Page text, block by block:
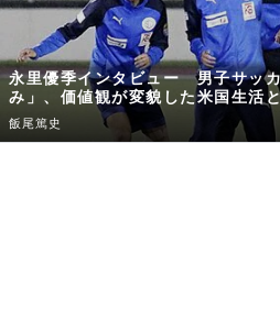
永里優季インタビュー 男子サッ
み」、価値観が変貌した米国生活
飯尾篤史